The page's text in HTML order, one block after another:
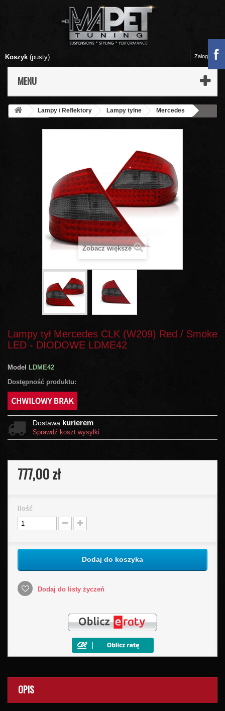
Koszyk (pusty)
MENU
Zaloguj się
Lampy / Reflektory Lampy tylne
Mercedes
Zobacz większe
Lampy tył Mercedes CLK (W209) Red / Smoke
LED - DIODOWE LDME42
Model
LDME42
Dostępność produktu:
Dostawa kurierem
Sprawdź koszt wysyłki
777,00 zł
Ilość
Dodaj do koszyka
Dodaj do listy życzeń
OPIS